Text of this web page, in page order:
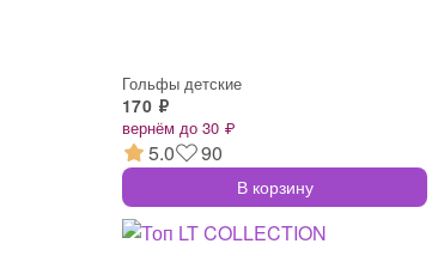
Гольфы детские
170 ₽
вернём до 30 ₽
5.0 90
В корзину